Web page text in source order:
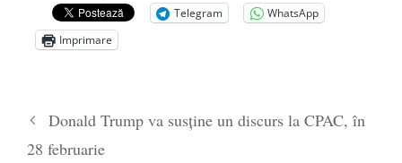
de la naștere - 29 iulie 2024
„Carnea cultivată” în laborator, tot mai
Părintele mărturisitor Constantin
Voicescu, pomenit, duminică, la
Telegram
WhatsApp
Imprimare
Donald Trump va susține un discurs la CPAC, în
28 februarie